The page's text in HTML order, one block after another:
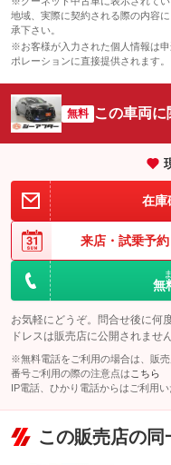
地域、実際に契約される際の内容
承下さい。
※お客様が入力された個人情報は
ポレーションに直接提供されます。
無料 この車両
在庫
来店・ 試乗予約
無
お気軽にどうぞ。問合せ後に何
ドレスは販売店に公開されません
※無料電話をご利用の場合は、販
番号ご利用の際の注意点は こちら
IP電話、ひかり電話からはご利用い
この販売店の同